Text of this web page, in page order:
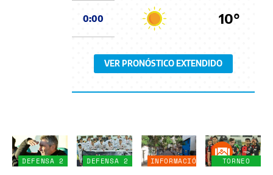
0:00 10°
VER PRONÓSTICO EXTENDIDO
DEFENSA 2
DEFENSA 2
INFORMACIÓN
TORNEO